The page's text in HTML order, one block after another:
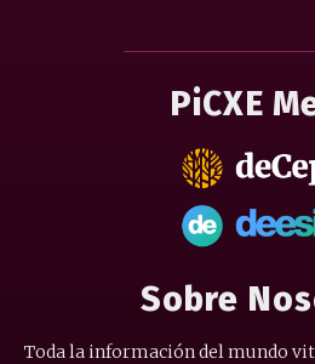
PiCXE
Sobre
Toda la información del mundo